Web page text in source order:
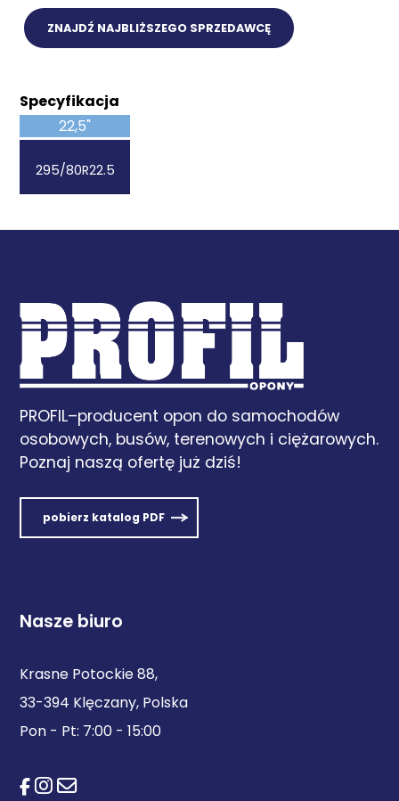
ZNAJDŹ NAJBLIŻSZEGO SPRZEDAWCĘ
Specyfikacja
22,5"
295/80R22.5
PROFIL–producent opon do samochodów
osobowych, busów, terenowych i ciężarowych.
Poznaj naszą ofertę już dziś!
pobierz katalog PDF
Nasze biuro
Krasne Potockie 88,
33-394 Klęczany, Polska
Pon - Pt: 7:00 - 15:00